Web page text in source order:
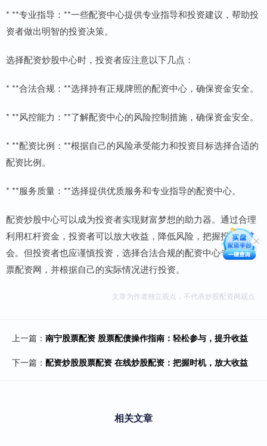
* **专业指导：**一些配资中心提供专业指导和投资建议，帮助投
资者做出明智的投资决策。
选择配资炒股中心时，投资者应注意以下几点：
* **合法合规：**选择持有正规牌照的配资中心，确保资金安全。
* **风控能力：**了解配资中心的风险控制措施，确保资金安全。
* **配资比例：**根据自己的风险承受能力和投资目标选择合适的
配资比例。
* **服务质量：**选择提供优质服务和专业指导的配资中心。
配资炒股中心可以成为投资者实现财富梦想的助力器。通过合理
利用杠杆资金，投资者可以放大收益，降低风险，把握投资机
会。但投资者也应谨慎投资，选择合法合规的配资中心专业的股
票配资网，并根据自己的实际情况进行投资。
文章为作者独立观点，不代表炒股配资网观点
上一篇： 南宁股票配资 股票配债操作指南：轻松参与，提升收益
下一篇： 配资炒股股票配资 在线炒股配资：把握时机，放大收益
相关文章